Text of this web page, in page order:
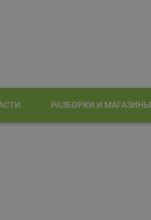
РАЗБОРКИ И МАГАЗИНЫ